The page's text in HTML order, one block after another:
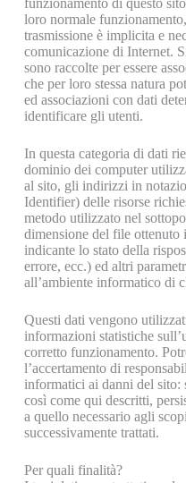
funzionamento di questo
loro normale
trasmissione è implicita e
comunicazione di Internet.
sono raccolte per essere
che per loro stessa natura
ed associazioni con dati
identificare gli utenti.
In questa categoria di dati
dominio dei computer
al sito, gli indirizzi in
Identifier) delle risorse
metodo utilizzato nel
dimensione del file ottenuto
indicante lo stato della
errore, ecc.) ed altri
all’ambiente informatico di
Questi dati vengono
informazioni statistiche
corretto funzionamento.
l’accertamento di
informatici ai danni del sito:
così come qui descritti,
a quello necessario agli
successivamente trattati.
Per quali finalità?